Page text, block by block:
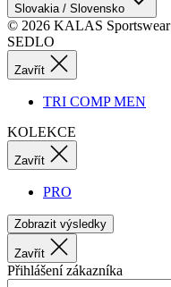
Slovakia / Slovensko
© 2026 KALAS Sportswear
SEDLO
Zavřít
TRI COMP MEN
KOLEKCE
Zavřít
PRO
Zobrazit výsledky
Zavřít
Přihlášení zákazníka